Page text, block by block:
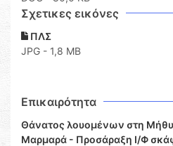
Σχετικες εικόνες
ΠΛΣ
JPG - 1,8 MB
Επικαιρότητα
Θάνατος λουομένων στη
Μαρμαρά - Προσάραξη Ι/Φ